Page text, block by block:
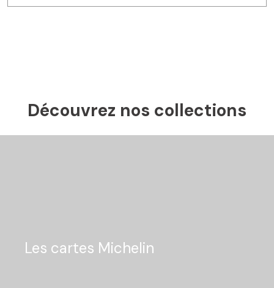
Découvrez nos collections
Les cartes Michelin